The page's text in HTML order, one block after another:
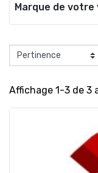
Marque de votre
Affichage 1-3 de 3